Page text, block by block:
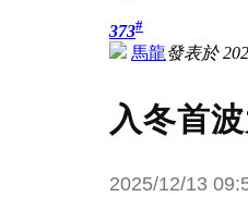
373#
馬龍發表於
入冬首
2025/12/13